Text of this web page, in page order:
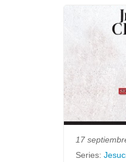
17
Series: